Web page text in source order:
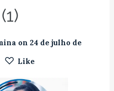
on 24 de julho de
Like